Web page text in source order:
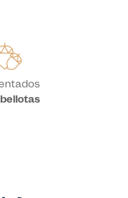
bellotas